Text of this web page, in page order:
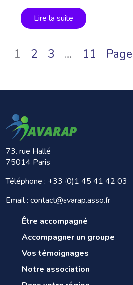
Lire la suite
1 2 3 … 11
73. rue Hallé
75014 Paris
Téléphone : +33 (0)1 45 41 42 03
Email : contact@avarap.asso.fr
Être accompagné
Accompagner un groupe
Vos témoignages
Notre association